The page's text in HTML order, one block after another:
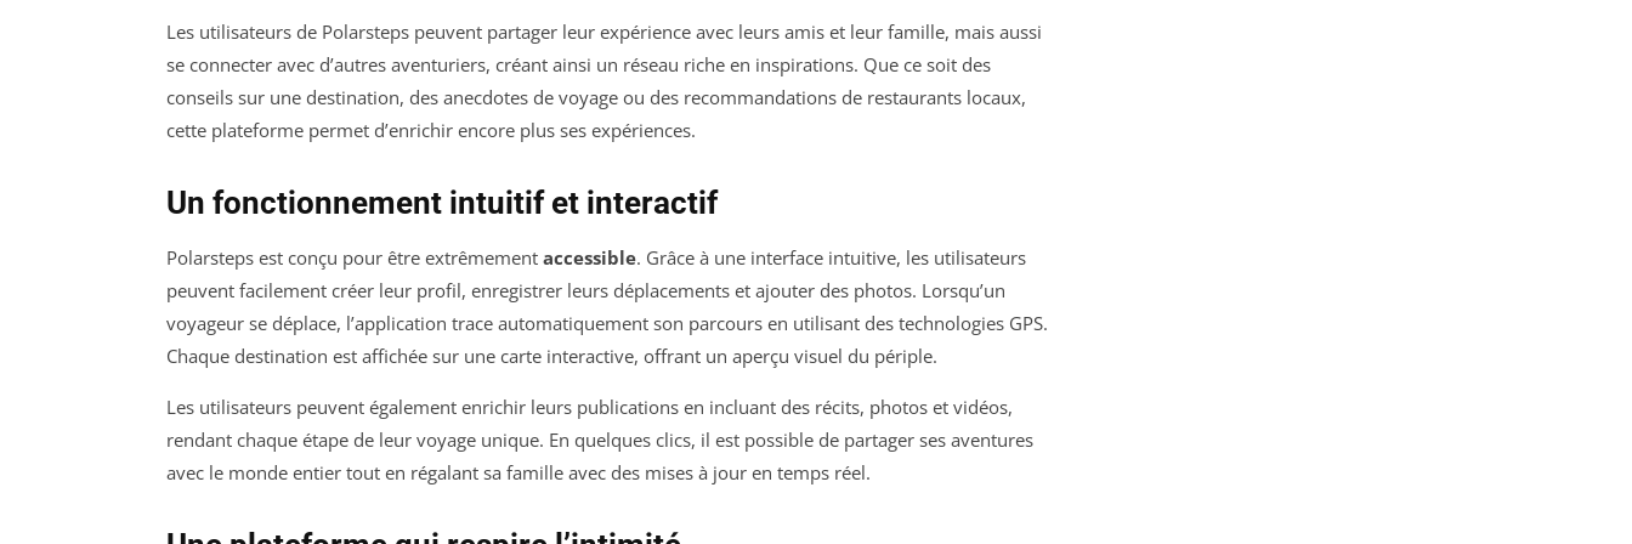
Les utilisateurs de Polarsteps peuvent partager leur expérience avec leurs amis et leur famille, mais aussi
se connecter avec d’autres aventuriers, créant ainsi un réseau riche en inspirations. Que ce soit des
conseils sur une destination, des anecdotes de voyage ou des recommandations de restaurants locaux,
cette plateforme permet d’enrichir encore plus ses expériences.
Un fonctionnement intuitif et interactif
Polarsteps est conçu pour être extrêmement accessible. Grâce à une interface intuitive, les utilisateurs
peuvent facilement créer leur profil, enregistrer leurs déplacements et ajouter des photos. Lorsqu’un
voyageur se déplace, l’application trace automatiquement son parcours en utilisant des technologies GPS.
Chaque destination est affichée sur une carte interactive, offrant un aperçu visuel du périple.
Les utilisateurs peuvent également enrichir leurs publications en incluant des récits, photos et vidéos,
rendant chaque étape de leur voyage unique. En quelques clics, il est possible de partager ses aventures
avec le monde entier tout en régalant sa famille avec des mises à jour en temps réel.